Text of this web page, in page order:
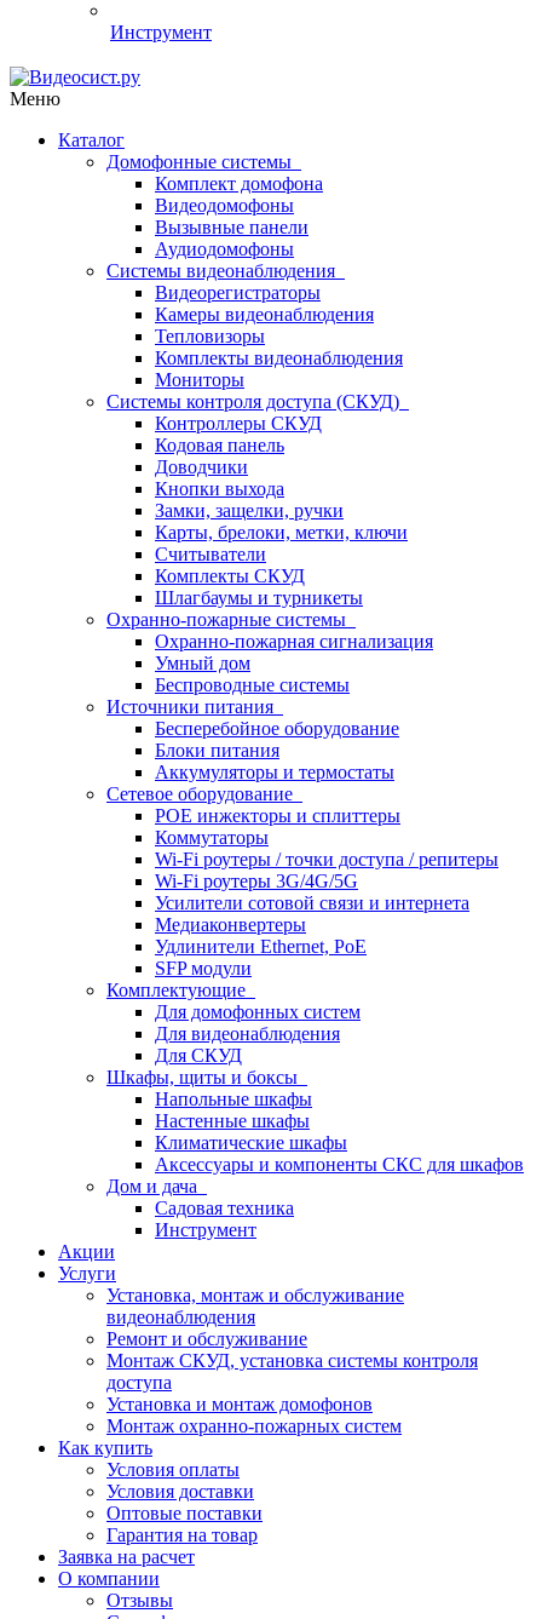
Инструмент
Меню
Каталог
Домофонные системы
Комплект домофона
Видеодомофоны
Вызывные панели
Аудиодомофоны
Системы видеонаблюдения
Видеорегистраторы
Камеры видеонаблюдения
Тепловизоры
Комплекты видеонаблюдения
Мониторы
Системы контроля доступа (СКУД)
Контроллеры СКУД
Кодовая панель
Доводчики
Кнопки выхода
Замки, защелки, ручки
Карты, брелоки, метки, ключи
Считыватели
Комплекты СКУД
Шлагбаумы и турникеты
Охранно-пожарные системы
Охранно-пожарная сигнализация
Умный дом
Беспроводные системы
Источники питания
Бесперебойное оборудование
Блоки питания
Аккумуляторы и термостаты
Сетевое оборудование
POE инжекторы и сплиттеры
Коммутаторы
Wi-Fi роутеры / точки доступа / репитеры
Wi-Fi роутеры 3G/4G/5G
Усилители сотовой связи и интернета
Медиаконвертеры
Удлинители Ethernet, PoE
SFP модули
Комплектующие
Для домофонных систем
Для видеонаблюдения
Для СКУД
Шкафы, щиты и боксы
Напольные шкафы
Настенные шкафы
Климатические шкафы
Аксессуары и компоненты СКС для шкафов
Дом и дача
Садовая техника
Инструмент
Акции
Услуги
Установка, монтаж и обслуживание
видеонаблюдения
Ремонт и обслуживание
Монтаж СКУД, установка системы контроля
доступа
Установка и монтаж домофонов
Монтаж охранно-пожарных систем
Как купить
Условия оплаты
Условия доставки
Оптовые поставки
Гарантия на товар
Заявка на расчет
О компании
Отзывы